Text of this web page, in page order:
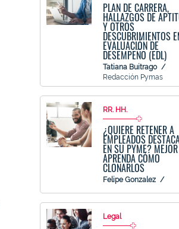
PLAN DE CARRERA,
HALLAZGOS DE
Y OTROS
DESCUBRIMIENTOS
EVALUACIÓN DE
DESEMPEÑO (EDL)
Tatiana Buitrago
Redacción Pymas
RR. HH.
¿QUIERE RETENER A
EMPLEADOS
EN SU PYME? MEJOR
APRENDA CÓMO
CLONARLOS
Felipe Gonzalez
Legal